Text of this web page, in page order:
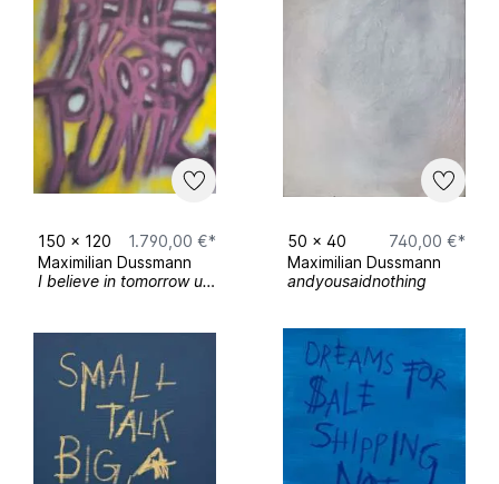
Jahresausstellung HfBK Dresden
2024
Westwerk Leipzig / SKM Galerie
2025
Galerie der HBK Saarbrücken
Hochschule der Bildenden Künste Athen
Art Academy of Latvia Riga
150 x 120
1.790,00 €*
Maximilian Dussmann
I believe in tomorrow until tomorrow
50 x 40
740,00 €*
Maximilian Dussmann
andyousaidnothing